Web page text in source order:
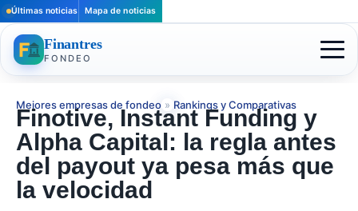
Últimas noticias Mapa de noticias
Finantres
FONDEO
Mejores empresas de fondeo » Rankings y Comparativas
Finotive, Instant Funding y
Alpha Capital: la regla antes
del payout ya pesa más que
la velocidad